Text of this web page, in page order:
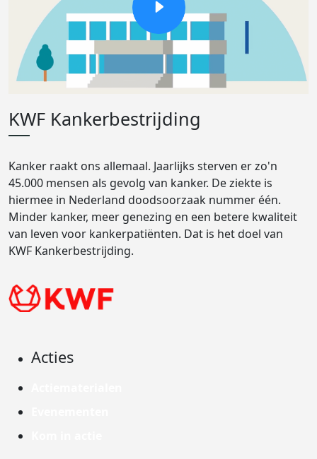
KWF Kankerbestrijding
Kanker raakt ons allemaal. Jaarlijks sterven er zo'n
45.000 mensen als gevolg van kanker. De ziekte is
hiermee in Nederland doodsoorzaak nummer één.
Minder kanker, meer genezing en een betere kwaliteit
van leven voor kankerpatiënten. Dat is het doel van
KWF Kankerbestrijding.
Acties